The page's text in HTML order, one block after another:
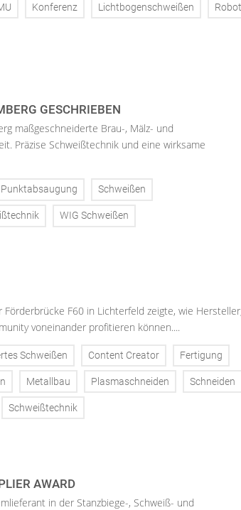
Konferenz Lichtbogenschweißen
GESCHRIEBEN
maßgeschneiderte Brau-, Mälz- und
Präzise Schweißtechnik und eine wirksame
Punktabsaugung Schweißen
WIG Schweißen
F60 in Lichterfeld zeigte, wie
voneinander profitieren können....
Schweißen Content Creator Fertigung
Metallbau Plasmaschneiden Schneiden
Schweißtechnik
AWARD
in der Stanzbiege-, Schweiß- und